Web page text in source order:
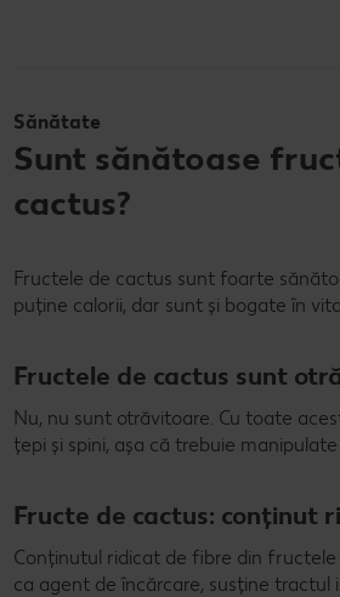
Sănătate
Sunt sănătoase
cactus?
Fructele de cactus sunt foarte
puține calorii, dar sunt și bogate în
Fructele de cactus sunt
Nu, nu sunt otrăvitoare. Cu toate
țepi și spini, așa că trebuie
Fructe de cactus: conținut
Conținutul ridicat de fibre din
ca agent de încărcare, susține tractul